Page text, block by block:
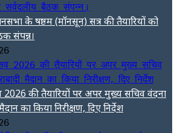
के षष्ठम (मॉनसून) सत्र की तैयारियों को
संपन्न।
2026 की तैयारियों पर अपर मुख्य सचिव वंदना
का किया निरीक्षण, दिए निर्देश